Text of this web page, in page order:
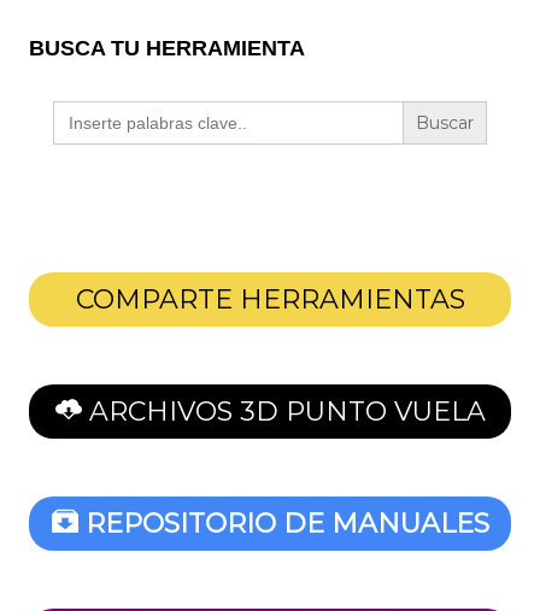
BUSCA TU HERRAMIENTA
Buscar:
COMPARTE HERRAMIENTAS
ARCHIVOS 3D PUNTO VUELA
REPOSITORIO DE MANUALES